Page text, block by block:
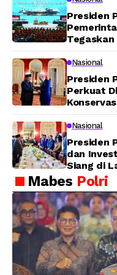
Presiden
Nasional
Presiden
Perkuat
Nasional
Presiden
dan
Siang di
Mabes Polri